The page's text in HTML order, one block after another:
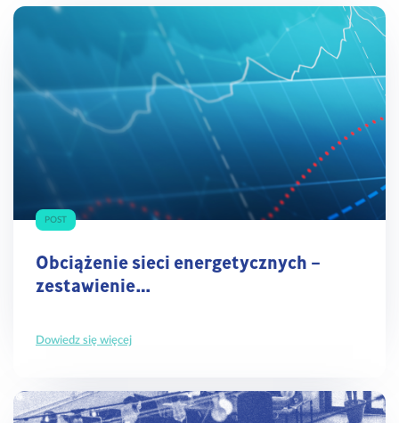
POST
Obciążenie sieci energetycznych –
zestawienie…
Dowiedz się więcej